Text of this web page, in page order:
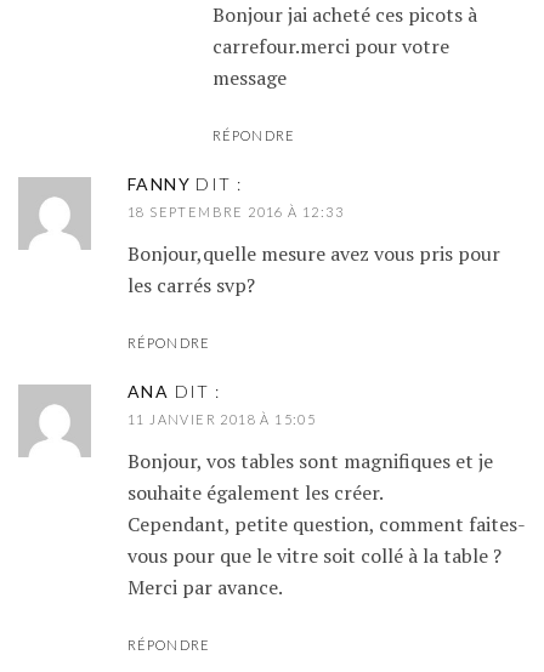
Bonjour jai acheté ces picots à
carrefour.merci pour votre
message
RÉPONDRE
FANNY DIT :
18 SEPTEMBRE 2016 À 12:33
Bonjour,quelle mesure avez vous pris pour
les carrés svp?
RÉPONDRE
ANA DIT :
11 JANVIER 2018 À 15:05
Bonjour, vos tables sont magnifiques et je
souhaite également les créer.
Cependant, petite question, comment faites-
vous pour que le vitre soit collé à la table ?
Merci par avance.
RÉPONDRE